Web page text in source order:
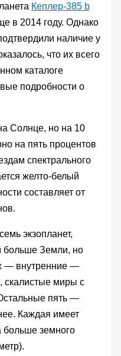
Кеплер-385 b
в 2014 году. Однако
наличие у
что их всего
каталоге
подробности о
Солнце, но на 10
на пять процентов
спектрального
желто-белый
составляет от
экзопланет,
больше Земли, но
— внутренние —
скалистые миры с
пять —
Каждая имеет
больше земного